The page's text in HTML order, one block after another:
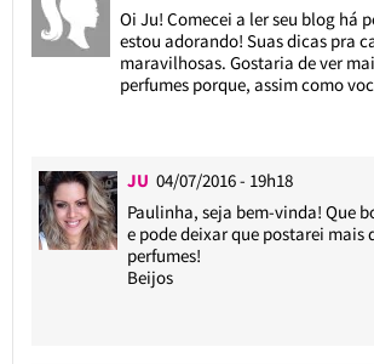
Oi Ju! Comecei a ler seu blog há
estou adorando! Suas dicas pra
maravilhosas. Gostaria de ver
perfumes porque, assim como
JU 04/07/2016 - 19h18
Paulinha, seja bem-vinda! Que
e pode deixar que postarei mais
perfumes!
Beijos